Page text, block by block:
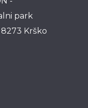
park
8273 Krško